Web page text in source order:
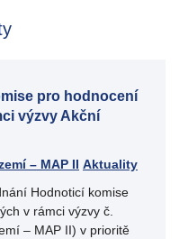
pro hodnocení
výzvy Akční
– MAP II Aktuality
Hodnoticí komise
v rámci výzvy č.
– MAP II) v prioritě